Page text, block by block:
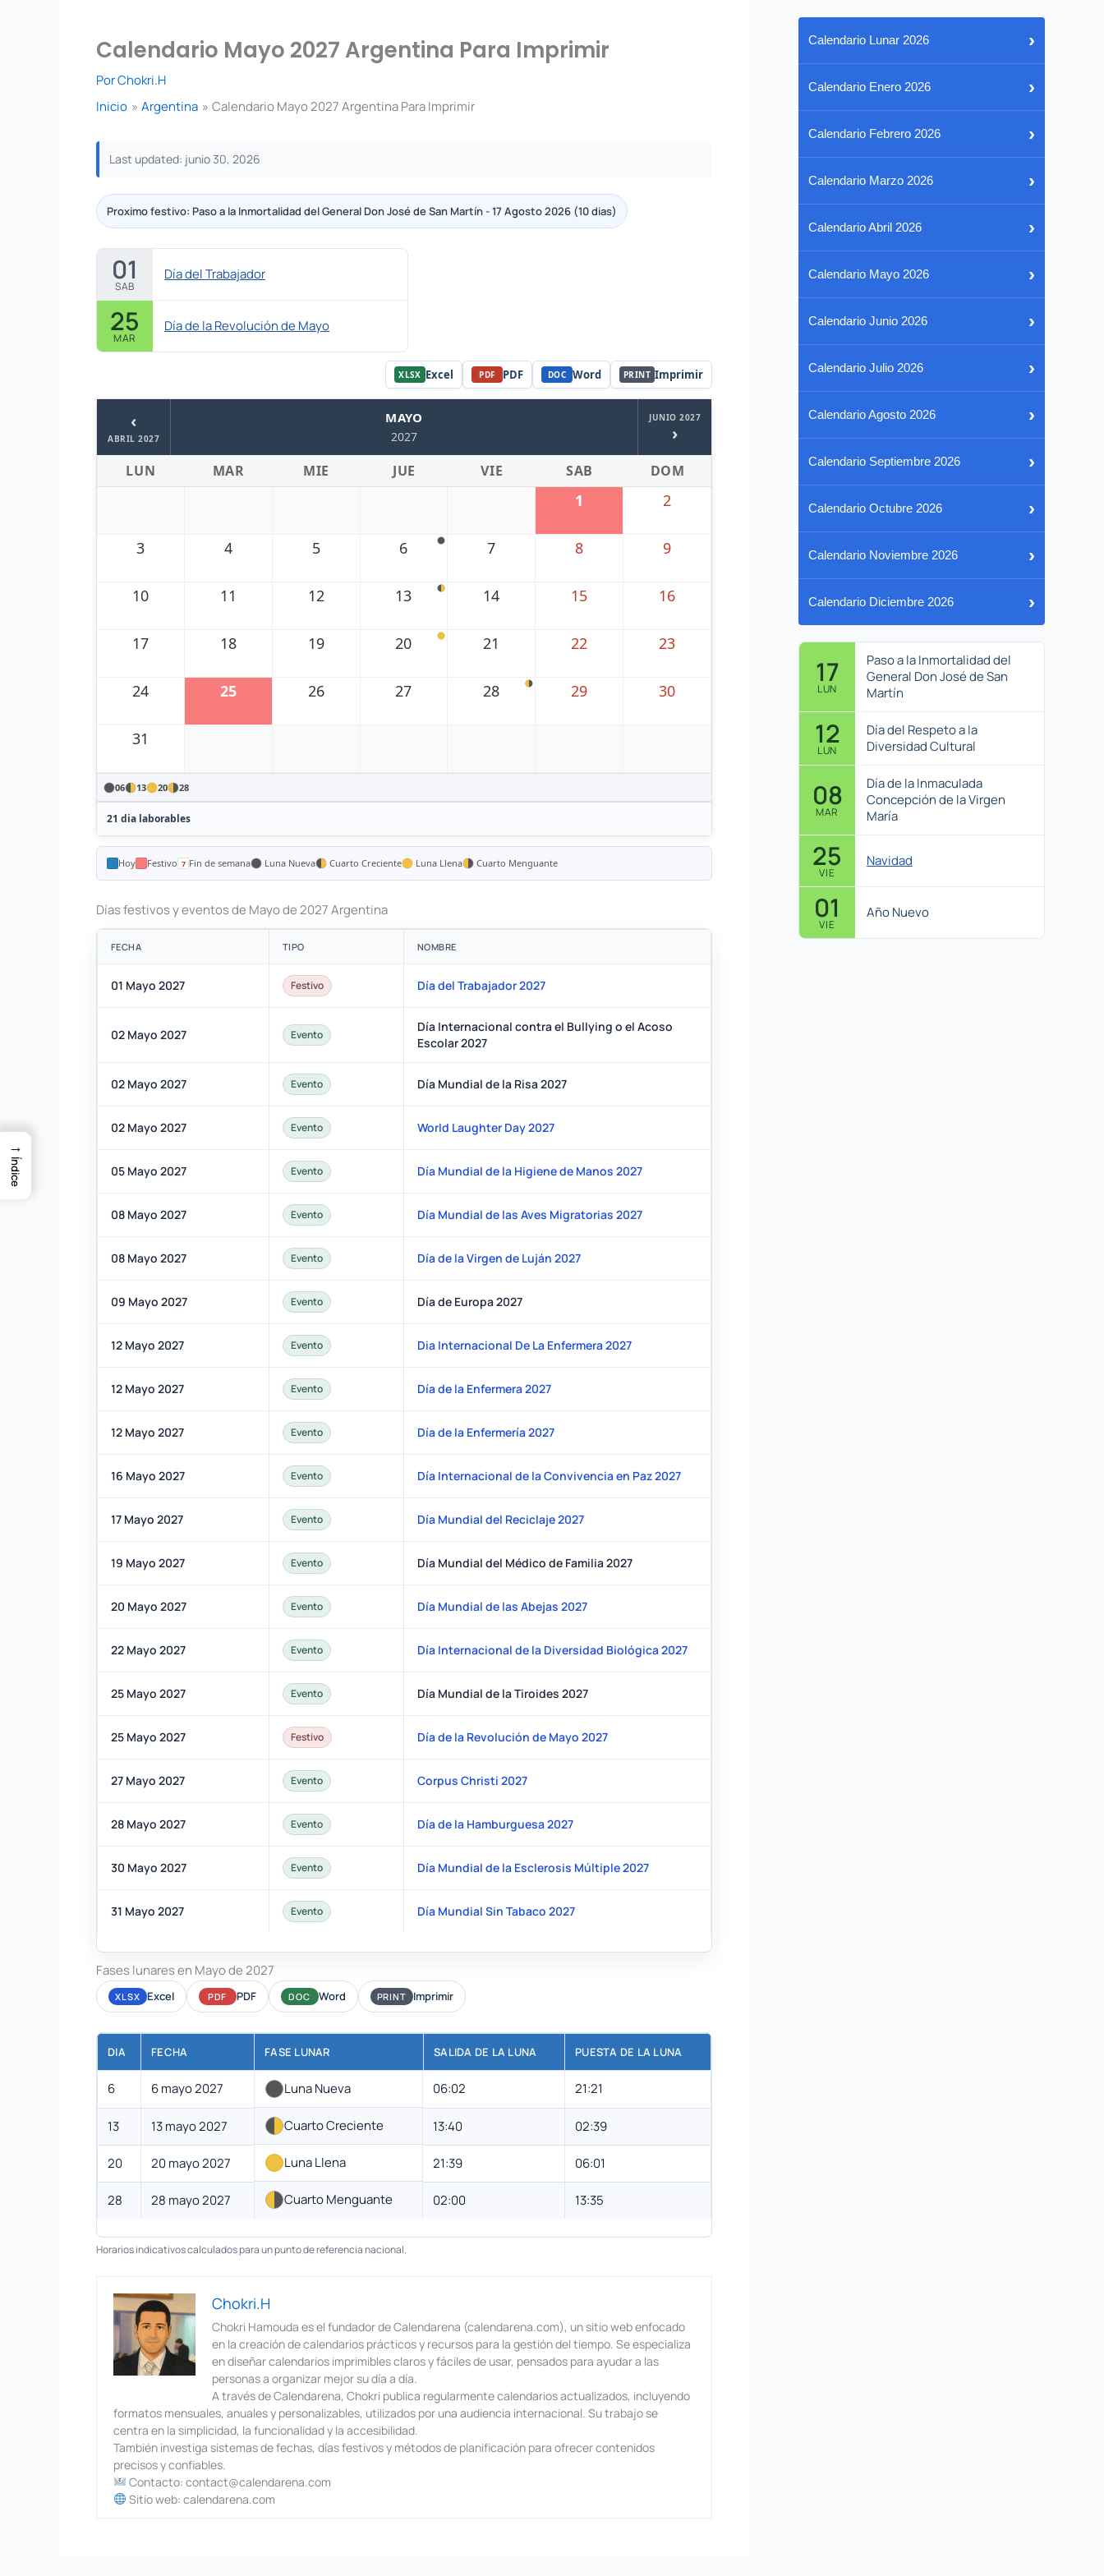
Calendario Mayo 2027 Argentina Para Imprimir
PorChokri.H
Inicio
Argentina Calendario Mayo 2027 Argentina Para Imprimir
Last updated: junio 30, 2026
Proximo festivo: Paso a la Inmortalidad del General Don José de San Martín - 17 Agosto 2026 (10 dias)
01
SAB
Día del Trabajador
25
MAR
Día de la Revolución de Mayo
XLSX Excel PDF PDF DOC Word PRINT Imprimir
‹
ABRIL 2027
MAYO
2027
JUNIO 2027
›
LUN MAR MIE JUE VIE SAB DOM
1 2
3 4 5 6 7 8 9
10 11 12 13 14 15 16
17 18 19 20 21 22 23
24 25 26 27 28 29 30
31
06 13 20 28
21 dia laborables
Hoy Festivo Fin de semana Luna Nueva Cuarto Creciente Luna Llena Cuarto Menguante
Días festivos y eventos de Mayo de 2027 Argentina
FECHA TIPO NOMBRE
01 Mayo 2027 Festivo Día del Trabajador 2027
02 Mayo 2027 Evento
Día Internacional contra el Bullying o el Acoso
Escolar 2027
02 Mayo 2027 Evento Día Mundial de la Risa 2027
02 Mayo 2027 Evento World Laughter Day 2027
05 Mayo 2027 Evento Día Mundial de la Higiene de Manos 2027
08 Mayo 2027 Evento Día Mundial de las Aves Migratorias 2027
08 Mayo 2027 Evento Día de la Virgen de Luján 2027
09 Mayo 2027 Evento Día de Europa 2027
12 Mayo 2027 Evento Dia Internacional De La Enfermera 2027
12 Mayo 2027 Evento Día de la Enfermera 2027
12 Mayo 2027 Evento Día de la Enfermería 2027
16 Mayo 2027 Evento Día Internacional de la Convivencia en Paz 2027
17 Mayo 2027 Evento Día Mundial del Reciclaje 2027
19 Mayo 2027 Evento Día Mundial del Médico de Familia 2027
20 Mayo 2027 Evento Día Mundial de las Abejas 2027
22 Mayo 2027 Evento Día Internacional de la Diversidad Biológica 2027
25 Mayo 2027 Evento Día Mundial de la Tiroides 2027
25 Mayo 2027 Festivo Día de la Revolución de Mayo 2027
27 Mayo 2027 Evento Corpus Christi 2027
28 Mayo 2027 Evento Día de la Hamburguesa 2027
30 Mayo 2027 Evento Día Mundial de la Esclerosis Múltiple 2027
31 Mayo 2027 Evento Día Mundial Sin Tabaco 2027
Fases lunares en Mayo de 2027
XLSX Excel PDF PDF DOC Word PRINT Imprimir
DIA FECHA FASE LUNAR SALIDA DE LA LUNA PUESTA DE LA LUNA
6 6 mayo 2027 Luna Nueva 06:02 21:21
13 13 mayo 2027 Cuarto Creciente 13:40 02:39
20 20 mayo 2027 Luna Llena 21:39 06:01
28 28 mayo 2027 Cuarto Menguante 02:00 13:35
Horarios indicativos calculados para un punto de referencia nacional.
Chokri.H
Chokri Hamouda es el fundador de Calendarena (calendarena.com), un sitio web enfocado
en la creación de calendarios prácticos y recursos para la gestión del tiempo. Se especializa
en diseñar calendarios imprimibles claros y fáciles de usar, pensados para ayudar a las
personas a organizar mejor su día a día.
A través de Calendarena, Chokri publica regularmente calendarios actualizados, incluyendo
formatos mensuales, anuales y personalizables, utilizados por una audiencia internacional. Su trabajo se
centra en la simplicidad, la funcionalidad y la accesibilidad.
También investiga sistemas de fechas, días festivos y métodos de planificación para ofrecer contenidos
precisos y confiables.
Contacto: contact@calendarena.com
Sitio web: calendarena.com
Calendario Lunar 2026 ›
Calendario Enero 2026 ›
Calendario Febrero 2026 ›
Calendario Marzo 2026 ›
Calendario Abril 2026 ›
Calendario Mayo 2026 ›
Calendario Junio 2026 ›
Calendario Julio 2026 ›
Calendario Agosto 2026 ›
Calendario Septiembre 2026 ›
Calendario Octubre 2026 ›
Calendario Noviembre 2026 ›
Calendario Diciembre 2026 ›
17
LUN
Paso a la Inmortalidad del
General Don José de San
Martín
12
LUN
Día del Respeto a la
Diversidad Cultural
08
MAR
Día de la Inmaculada
Concepción de la Virgen
María
25
VIE
Navidad
01
VIE
Año Nuevo
→
Índice